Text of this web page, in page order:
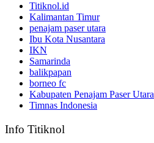
Titiknol.id
Kalimantan Timur
penajam paser utara
Ibu Kota Nusantara
IKN
Samarinda
balikpapan
borneo fc
Kabupaten Penajam Paser Utara
Timnas Indonesia
Info Titiknol